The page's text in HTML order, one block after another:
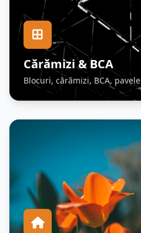
Cărămizi & BCA
Blocuri, cărămizi, BCA, pavele